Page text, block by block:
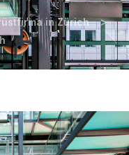
in Zürich >